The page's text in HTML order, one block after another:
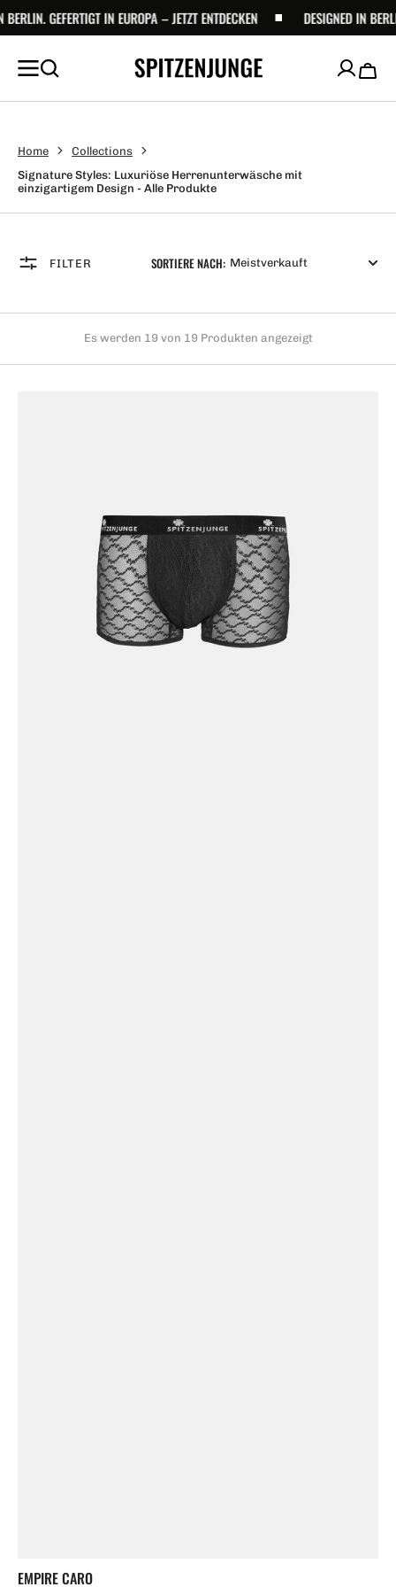
IN EUROPA – JETZT ENTDECKEN DESIGNED IN BERLIN.
Home
Collections
Signature Styles: Luxuriöse Herrenunterwäsche mit
einzigartigem Design - Alle Produkte
FILTER
Es werden 19 von 19 Produkten angezeigt
SORTIERE NACH:
EMPIRE CARO